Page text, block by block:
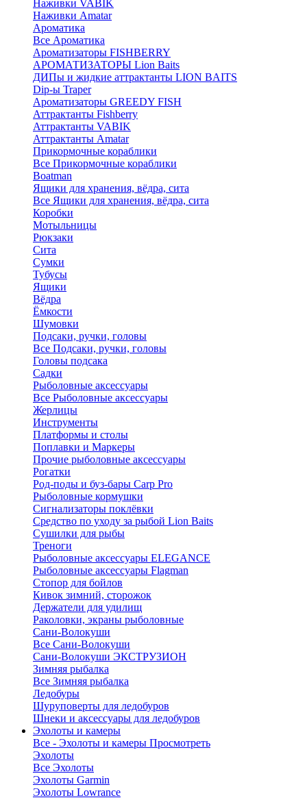
Наживки VABIK
Наживки Amatar
Ароматика
Все Ароматика
Ароматизаторы FISHBERRY
АРОМАТИЗАТОРЫ Lion Baits
ДИПы и жидкие аттрактанты LION BAITS
Dip-ы Traper
Ароматизаторы GREEDY FISH
Аттрактанты Fishberry
Аттрактанты VABIK
Аттрактанты Amatar
Прикормочные кораблики
Все Прикормочные кораблики
Boatman
Ящики для хранения, вёдра, сита
Все Ящики для хранения, вёдра, сита
Коробки
Мотыльницы
Рюкзаки
Сита
Сумки
Тубусы
Ящики
Вёдра
Ёмкости
Шумовки
Подсаки, ручки, головы
Все Подсаки, ручки, головы
Головы подсака
Садки
Рыболовные аксессуары
Все Рыболовные аксессуары
Жерлицы
Инструменты
Платформы и столы
Поплавки и Маркеры
Прочие рыболовные аксессуары
Рогатки
Род-поды и буз-бары Carp Pro
Рыболовные кормушки
Сигнализаторы поклёвки
Средство по уходу за рыбой Lion Baits
Сушилки для рыбы
Треноги
Рыболовные аксессуары ELEGANCE
Рыболовные аксессуары Flagman
Стопор для бойлов
Кивок зимний, сторожок
Держатели для удилищ
Раколовки, экраны рыболовные
Сани-Волокуши
Все Сани-Волокуши
Сани-Волокуши ЭКСТРУЗИОН
Зимняя рыбалка
Все Зимняя рыбалка
Ледобуры
Шуруповерты для ледобуров
Шнеки и аксессуары для ледобуров
Эхолоты и камеры
Все - Эхолоты и камеры Просмотреть
Эхолоты
Все Эхолоты
Эхолоты Garmin
Эхолоты Lowrance